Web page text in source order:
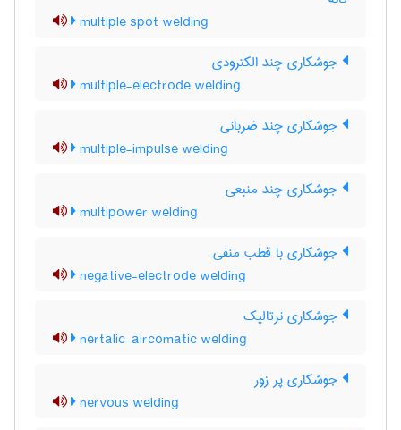
multiple spot welding
جوشکاری چند الکترودی
multiple-electrode welding
جوشکاری چند ضربانی
multiple-impulse welding
جوشکاری چند منبعی
multipower welding
جوشکاری با قطب منفی
negative-electrode welding
جوشکاری نرتالیک
nertalic-aircomatic welding
جوشکاری پر زور
nervous welding